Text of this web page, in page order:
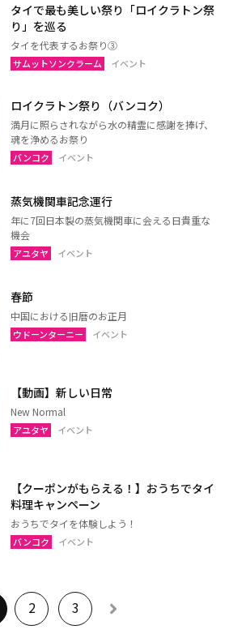
タイで最も美しい祭り「ロイクラトン祭
り」を巡る
タイを代表するお祭り③
サムットソンクラーム イベント
ロイクラトン祭り（バンコク）
満月に照らされながら水の精霊に感謝を捧げ、
魂を浄めるお祭り
バンコク イベント
蒸気機関車記念運行
年に7回日本製の蒸気機関車に会える日貴重な
機会
アユタヤ イベント
春節
中国における旧暦のお正月
ウドーンターニー イベント
【動画】新しい日常
New Normal
アユタヤ イベント
【クーポンがもらえる！】おうちでタイ
料理キャンペーン
おうちでタイを体験しよう！
バンコク イベント
2 3